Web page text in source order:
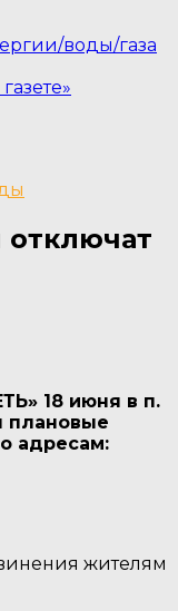
воды/газа
отключат
18 июня в п.
плановые
адресам:
жителям